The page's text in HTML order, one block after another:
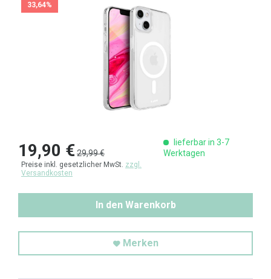
33,64%
19,90 €29,99 €
Preise inkl. gesetzlicher MwSt. zzgl.
Versandkosten
lieferbar in 3-7
Werktagen
In den Warenkorb
Merken